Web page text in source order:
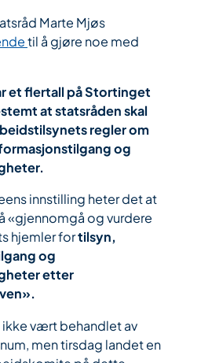
Marte Mjøs
til å gjøre noe med
et flertall på Stortinget
at statsråden skal
regler om
og
innstilling heter det at
«gjennomgå og vurdere
hjemler fortilsyn,
og
etter
ikke vært behandlet av
men tirsdag landet en